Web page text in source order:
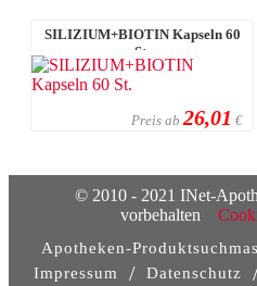
SILIZIUM+BIOTIN Kapseln 60
St.
Preis ab 26,01 €
© 2010 - 2021 INet-
vorbehalten
Apotheken-
Impressum / Datenschutz